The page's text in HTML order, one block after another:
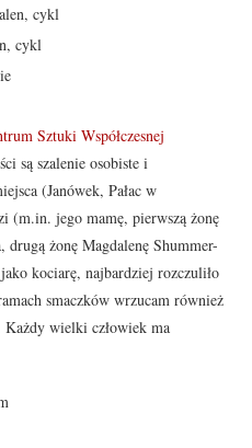
cykl
Sztuki Współczesnej
są szalenie osobiste i
(Janówek, Pałac w
(m.in. jego mamę, pierwszą żonę
żonę Magdalenę Shummer-
kociarę, najbardziej rozczuliło
smaczków wrzucam również
Każdy wielki człowiek ma